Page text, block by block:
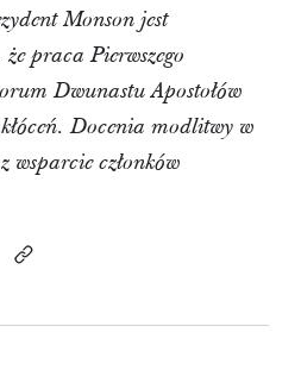
Monson jest
praca Pierwszego
Dwunastu Apostołów
Docenia modlitwy w
wsparcie członków